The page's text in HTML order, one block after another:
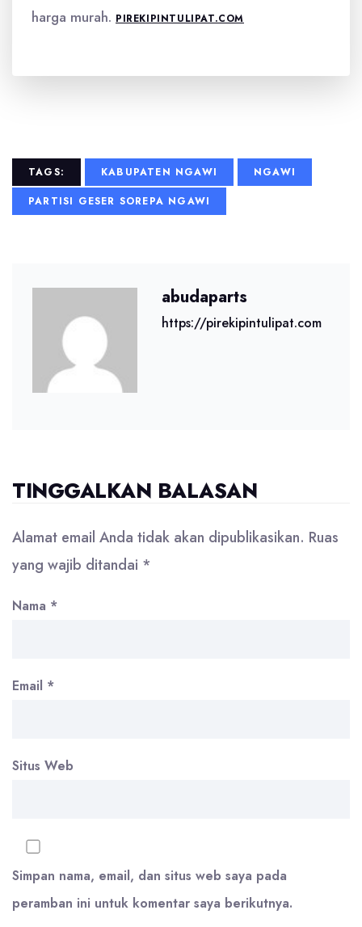
harga murah. PIREKIPINTULIPAT.COM
TAGS: KABUPATEN NGAWI
NGAWI
PARTISI GESER SOREPA NGAWI
abudaparts
https://pirekipintulipat.com
TINGGALKAN BALASAN
Alamat email Anda tidak akan dipublikasikan. Ruas
yang wajib ditandai *
Nama *
Email *
Situs Web
Simpan nama, email, dan situs web saya pada
peramban ini untuk komentar saya berikutnya.